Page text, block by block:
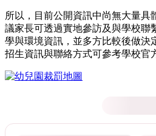
所以，目前公開資訊中尚無大量具
議家長可透過實地參訪及與學校聯
學與環境資訊，並多方比較後做決
招生資訊與聯絡方式可參考學校官